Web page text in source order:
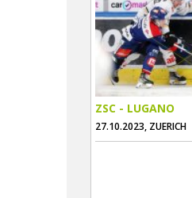
ZSC - LUGANO
27.10.2023, ZUERICH